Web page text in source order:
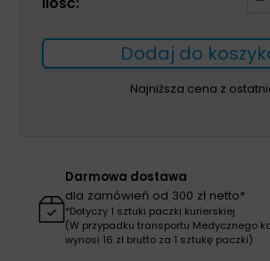
Dodaj do
Najniższa cena z
Darmowa dostawa
dla zamówień od 300 zł netto*
*Dotyczy 1 sztuki paczki kurierskiej
(W przypadku transportu Medycznego
wynosi 16 zł brutto za 1 sztukę paczki)